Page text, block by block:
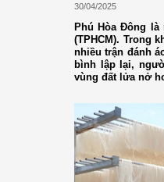
30/04/2025
Phú Hòa Đông là
(TPHCM). Trong
nhiều trận đánh
bình lập lại,
vùng đất lửa nở